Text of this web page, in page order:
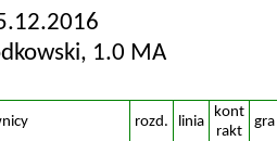
1.0 MA
rozd. linia
kont
rakt
gra